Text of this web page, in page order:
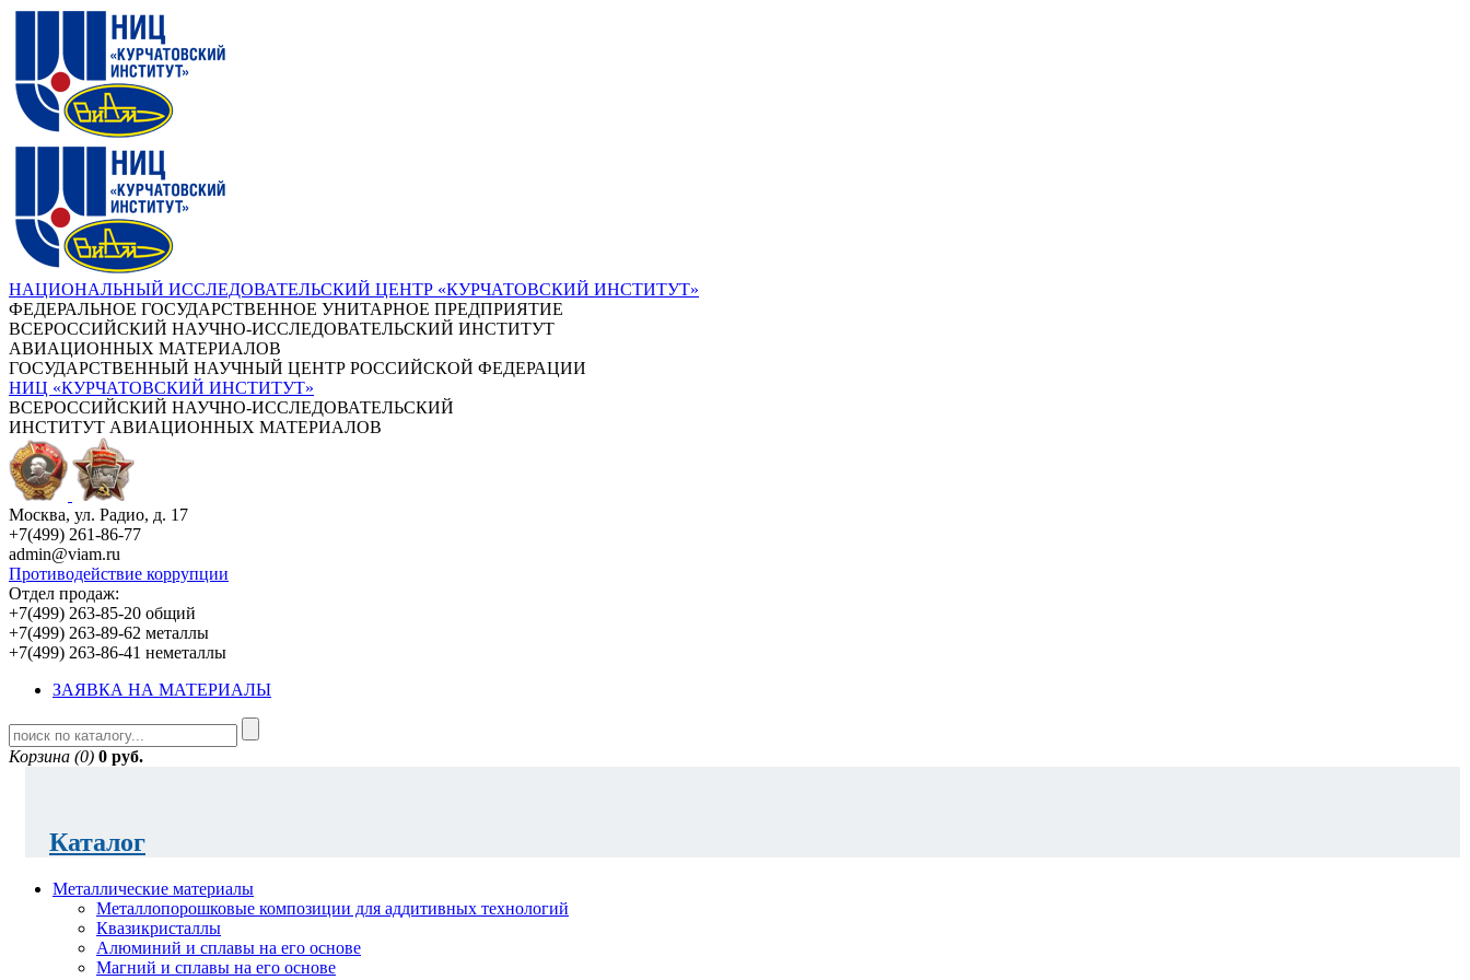
НАЦИОНАЛЬНЫЙ ИССЛЕДОВАТЕЛЬСКИЙ ЦЕНТР «КУРЧАТОВСКИЙ ИНСТИТУТ»
ФЕДЕРАЛЬНОЕ ГОСУДАРСТВЕННОЕ УНИТАРНОЕ ПРЕДПРИЯТИЕ
ВСЕРОССИЙСКИЙ НАУЧНО-ИССЛЕДОВАТЕЛЬСКИЙ ИНСТИТУТ
АВИАЦИОННЫХ МАТЕРИАЛОВ
ГОСУДАРСТВЕННЫЙ НАУЧНЫЙ ЦЕНТР РОССИЙСКОЙ ФЕДЕРАЦИИ
НИЦ «КУРЧАТОВСКИЙ ИНСТИТУТ»
ВСЕРОССИЙСКИЙ НАУЧНО-ИССЛЕДОВАТЕЛЬСКИЙ
ИНСТИТУТ АВИАЦИОННЫХ МАТЕРИАЛОВ
Москва, ул. Радио, д. 17
+7(499) 261-86-77
admin@viam.ru
Противодействие коррупции
Отдел продаж:
+7(499) 263-85-20 общий
+7(499) 263-89-62 металлы
+7(499) 263-86-41 неметаллы
ЗАЯВКА НА МАТЕРИАЛЫ
Корзина (0) 0 руб.
Каталог
Металлические материалы
Металлопорошковые композиции для аддитивных технологий
Квазикристаллы
Алюминий и сплавы на его основе
Магний и сплавы на его основе